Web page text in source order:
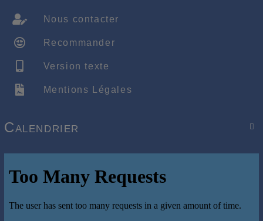
Nous contacter
Recommander
Version texte
Mentions Légales

Calendrier